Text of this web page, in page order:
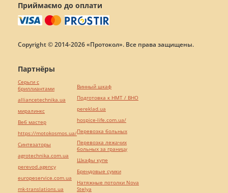
Приймаємо до оплати
Copyright © 2014-2026 «Протокол». Все права защищены.
Партнёры
Серьги с
бриллиантами
alliancetechnika.ua
миралинкс
Веб мастер
https://motokosmos.ua/
Синтезаторы
agrotechnika.com.ua
perevod.agency
europeservice.com.ua
mk-translations.ua
Винный шкаф
Подготовка к НМТ / ВНО
pereklad.ua
hospice-life.com.ua/
Перевозка больных
Перевозка лежачих
больных за границу
Шкафы купе
Брендовые сумки
Натяжные потолки Nova
Stelya